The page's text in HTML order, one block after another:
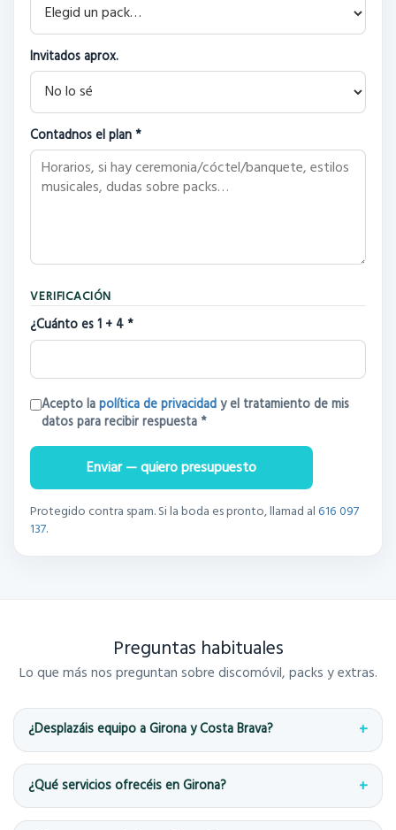
Invitados aprox.
Contadnos el plan *
VERIFICACIÓN
¿Cuánto es1 + 4 *
Acepto lapolítica de privacidady el tratamiento de mis
datos para recibir respuesta *
Enviar — quiero presupuesto
Protegido contra spam. Si la boda es pronto, llamad al616 097
137.
Preguntas habituales
Lo que más nos preguntan sobre discomóvil, packs y extras.
¿Desplazáis equipo a Girona y Costa Brava?
¿Qué servicios ofrecéis en Girona?